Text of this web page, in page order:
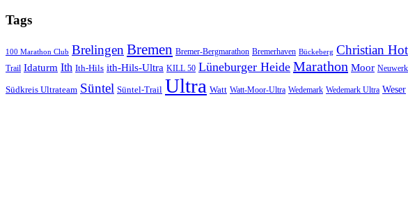
Tags
100 Marathon Club BrelingenBremen Bremer-Bergmarathon Bremerhaven Bückeberg Christian
Trail Idaturm Ith Ith-Hils ith-Hils-Ultra KILL 50 Lüneburger Heide Marathon Moor Neuwerk
Südkreis Ultrateam Süntel Süntel-Trail Ultra Watt Watt-Moor-Ultra Wedemark Wedemark Ultra Weser